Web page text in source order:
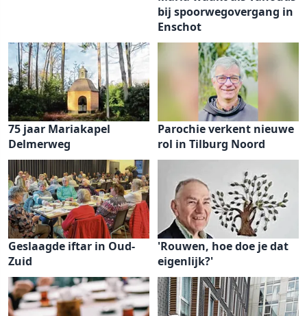
bij spoorwegovergang in
Enschot
75 jaar Mariakapel
Delmerweg
Parochie verkent nieuwe
rol in Tilburg Noord
Geslaagde iftar in Oud-
Zuid
'Rouwen, hoe doe je dat
eigenlijk?'